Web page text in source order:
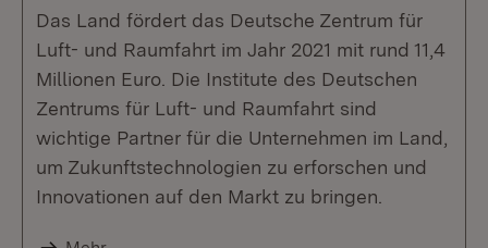
Das Land fördert das Deutsche Zentrum für
Luft- und Raumfahrt im Jahr 2021 mit rund 11,4
Millionen Euro. Die Institute des Deutschen
Zentrums für Luft- und Raumfahrt sind
wichtige Partner für die Unternehmen im Land,
um Zukunftstechnologien zu erforschen und
Innovationen auf den Markt zu bringen.